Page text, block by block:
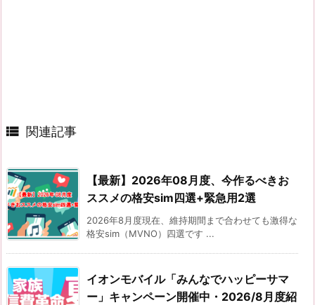
 関連記事
【最新】2026年08月度、今作るべきお
ススメの格安sim四選+緊急用2選
2026年8月度現在、維持期間まで合わせても激得な
格安sim（MVNO）四選です ...
イオンモバイル「みんなでハッピーサマ
ー」キャンペーン開催中・2026/8月度紹